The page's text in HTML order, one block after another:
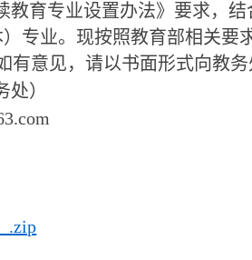
教育专业设置办法》要求，
专业。现按照教育部相关要
有意见，请以书面形式向教务
处）
.com
.zip